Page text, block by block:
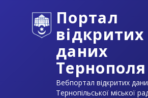
Портал
відкритих
даних
Тернополя
Вебпортал відкритих
Тернопільської міської